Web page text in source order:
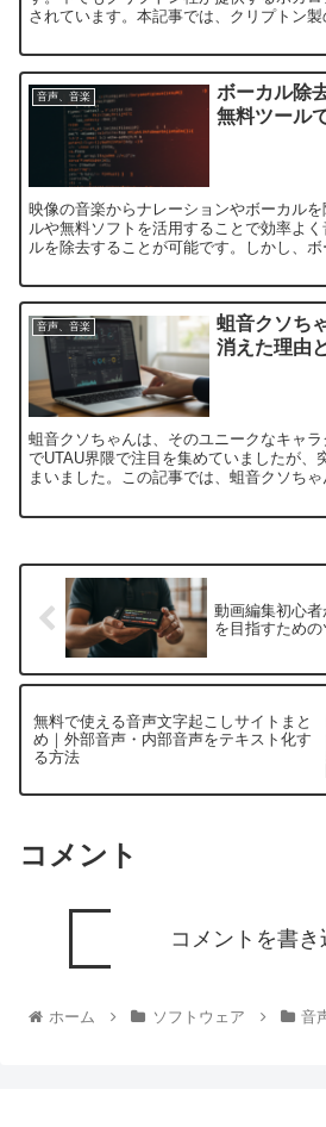
されています。本記事では、クリプトン製
人...
音声、音楽
ボーカル除
無料ツール
映像の音楽からナレーションやボーカル
ルや無料ソフトを活用することで効率よ
ルを除去することが可能です。しかし、ボ
音声、音楽
蛆音クソち
消えた理由
蛆音クソちゃんは、そのユニークなキャ
でUTAU界隈で注目を集めていましたが、
まいました。この記事では、蛆音クソち
動画編集初心
を目指すため
無料で使える音声文字起こしサイトまと
め｜外部音声・内部音声をテキスト化す
る方法
コメント
コメントを書き
ホーム ソフトウェア 音